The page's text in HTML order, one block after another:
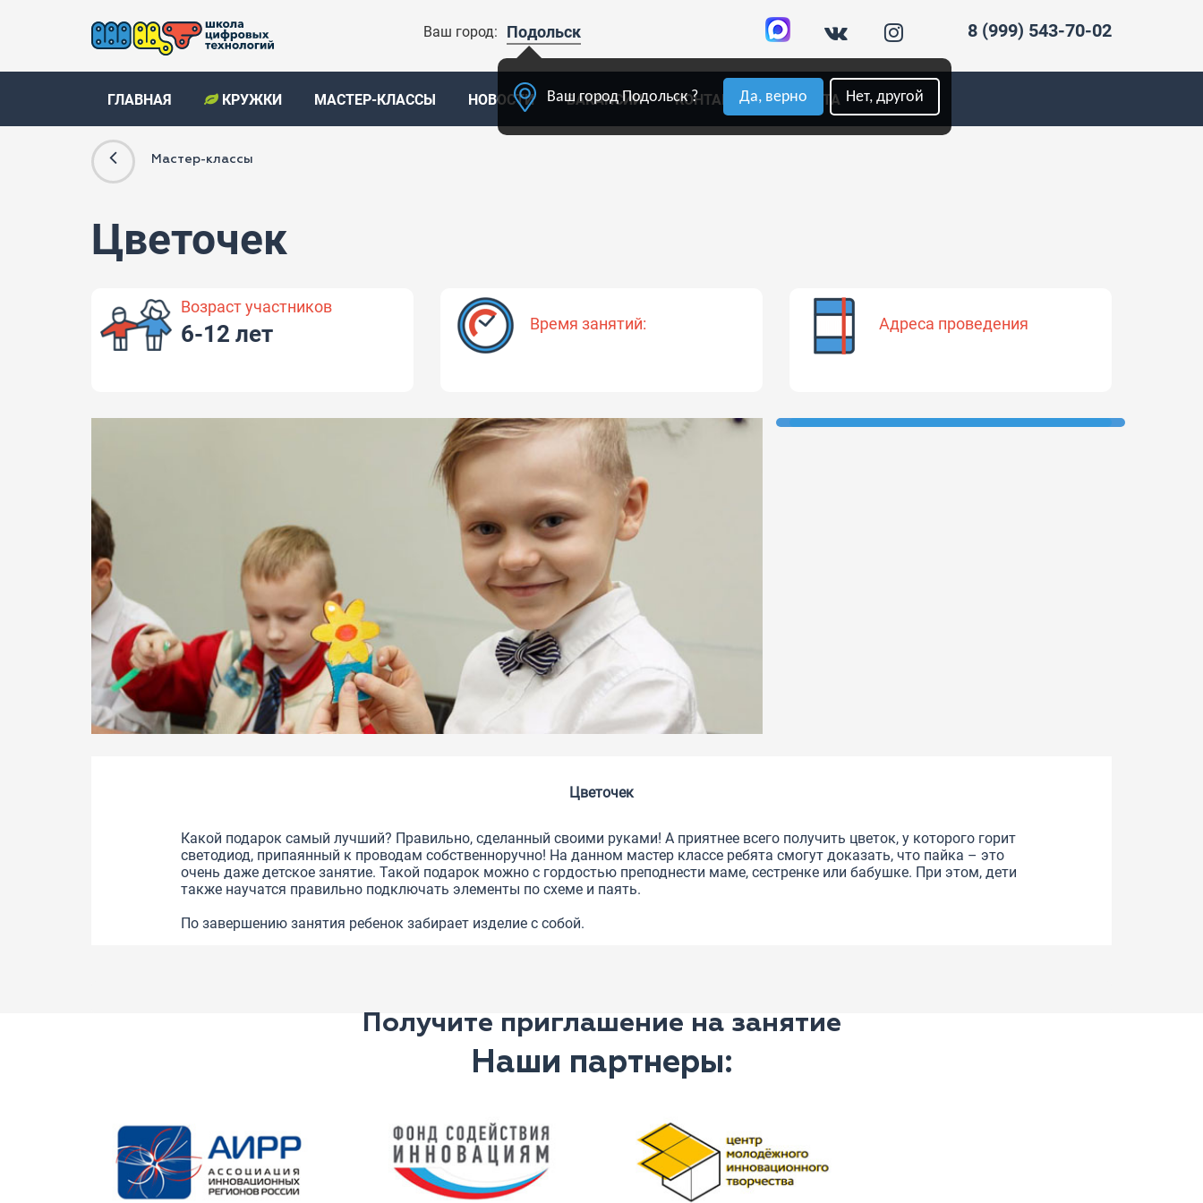
Ваш город: Подольск
Ваш город Подольск ? Да, верно Нет, другой
8 (999) 543-70-02
ГЛАВНАЯ КРУЖКИ МАСТЕР-КЛАССЫ НОВОСТИ ВАКАНСИИ КОНТАКТЫ ОПЛАТА
Мастер-классы
Цветочек
Возраст участников
6-12 лет Время занятий: Адреса проведения
Цветочек
Какой подарок самый лучший? Правильно, сделанный своими руками! А приятнее всего получить цветок, у которого горит
светодиод, припаянный к проводам собственноручно! На данном мастер классе ребята смогут доказать, что пайка – это
очень даже детское занятие. Такой подарок можно с гордостью преподнести маме, сестренке или бабушке. При этом, дети
также научатся правильно подключать элементы по схеме и паять.
По завершению занятия ребенок забирает изделие с собой.
Получите приглашение на занятие
Наши партнеры: